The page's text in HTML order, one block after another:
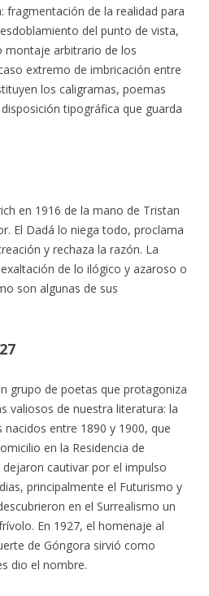
fragmentación de la realidad para
del punto de vista,
montaje arbitrario de los
extremo de imbricación entre
los caligramas, poemas
tipográfica que guarda
en 1916 de la mano de Tristan
El Dadá lo niega todo, proclama
y rechaza la razón. La
de lo ilógico y azaroso o
son algunas de sus
grupo de poetas que protagoniza
valiosos de nuestra literatura: la
nacidos entre 1890 y 1900, que
en la Residencia de
dejaron cautivar por el impulso
principalmente el Futurismo y
en el Surrealismo un
En 1927, el homenaje al
de Góngora sirvió como
dio el nombre.